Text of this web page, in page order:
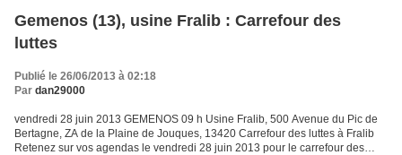
Gemenos (13), usine Fralib : Carrefour des
luttes
Publié le 26/06/2013 à 02:18
Par dan29000
vendredi 28 juin 2013 GEMENOS 09 h Usine Fralib, 500 Avenue du Pic de
Bertagne, ZA de la Plaine de Jouques, 13420 Carrefour des luttes à Fralib
Retenez sur vos agendas le vendredi 28 juin 2013 pour le carrefour des